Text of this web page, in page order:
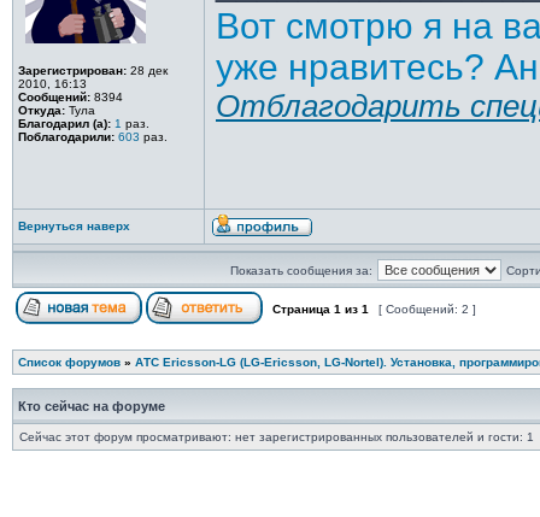
Зарегистрирован: 28 дек
2010, 16:13
Сообщений: 8394
Откуда: Тула
Благодарил (а): 1 раз.
Поблагодарили: 603 раз.
Вот смотрю я на
уже нравитесь?
Отблагодарить
Вернуться наверх
Показать сообщения за:
Страница 1 из 1 [ Сообщений: 2 ]
Список форумов » АТС Ericsson-LG (LG-Ericsson, LG-Nortel). Установка,
Кто сейчас на форуме
Сейчас этот форум просматривают: нет зарегистрированных пользователей и гости: 1